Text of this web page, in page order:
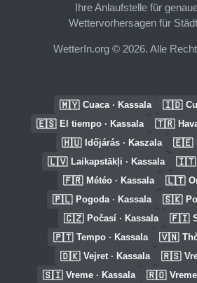
Ihre Anlaufstelle für
Wettervorhersagen für
WetterIn.org © 2026. Alle
🇲🇾 Cuaca · Kassala 🇮🇩
🇪🇸 El tiempo · Kassala 🇹🇷
🇭🇺 Időjárás · Kaszala 🇪🇪
🇱🇻 Laikapstākļi · Kassala 🇮🇹
🇫🇷 Météo · Kassala 🇱🇹
🇵🇱 Pogoda · Kassala 🇸🇰
🇨🇿 Počasí · Kassala 🇫🇮
🇵🇹 Tempo · Kassala 🇻🇳
🇩🇰 Vejret · Kassala 🇷🇸
🇸🇮 Vreme · Kassala 🇷🇴